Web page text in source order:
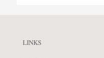
LINKS